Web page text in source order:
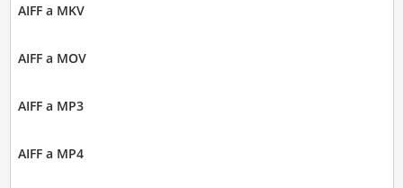
AIFF a MKV
AIFF a MOV
AIFF a MP3
AIFF a MP4